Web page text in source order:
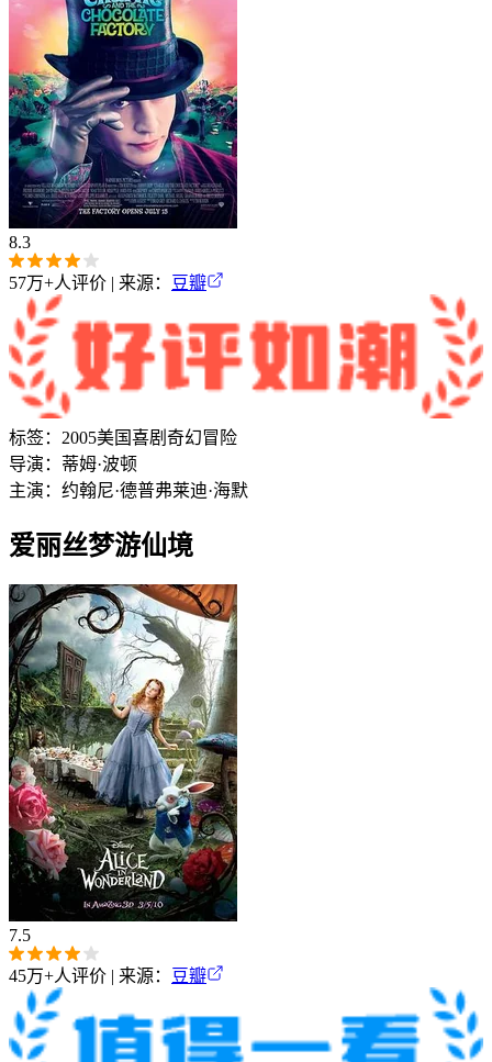
8.3
57万+人评价 | 来源： 豆瓣
标签： 2005美国喜剧 奇幻冒险
导演： 蒂姆·波顿
主演： 约翰尼·德普弗莱迪·海默
爱丽丝梦游仙境
7.5
45万+人评价 | 来源： 豆瓣